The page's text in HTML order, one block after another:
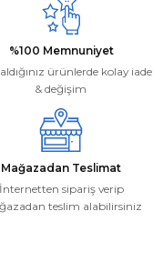
%100 Memnuniyet
ürünlerde kolay iade
& değişim
Mağazadan Teslimat
İnternetten sipariş verip
teslim alabilirsiniz